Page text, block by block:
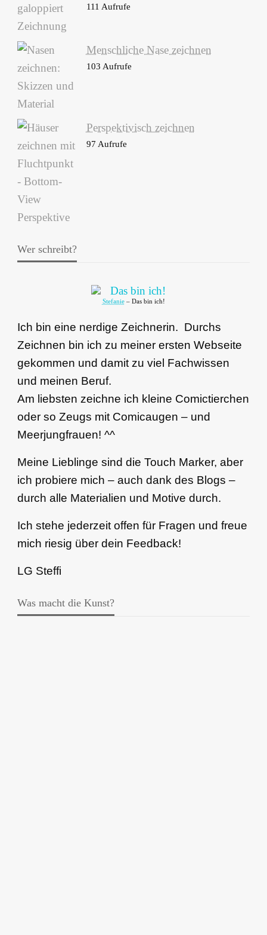
111 Aufrufe
Menschliche Nase zeichnen
103 Aufrufe
Perspektivisch zeichnen
97 Aufrufe
Wer schreibt?
Stefanie– Das bin ich!
Ich bin eine nerdige Zeichnerin. Durchs
Zeichnen bin ich zu meiner ersten Webseite
gekommen und damit zu viel Fachwissen
und meinen Beruf.
Am liebsten zeichne ich kleine Comictierchen
oder so Zeugs mit Comicaugen – und
Meerjungfrauen! ^^
Meine Lieblinge sind die Touch Marker, aber
ich probiere mich – auch dank des Blogs –
durch alle Materialien und Motive durch.
Ich stehe jederzeit offen für Fragen und freue
mich riesig über dein Feedback!
LG Steffi
Was macht die Kunst?